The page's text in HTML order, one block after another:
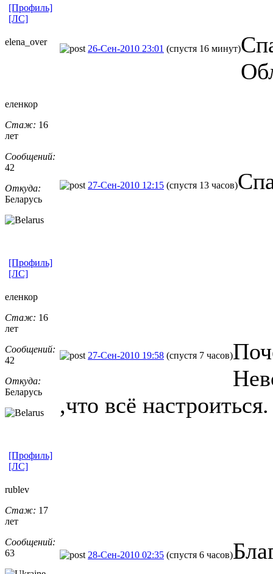
[Профиль]
[ЛС]
elena_over
26-Сен-2010 23:01 (спустя 16 минут)
еленкор
Стаж: 16
лет
Сообщений:
42
Откуда:
Беларусь
27-Сен-2010 12:15 (спустя 13 часов)
[Профиль]
[ЛС]
еленкор
Стаж: 16
лет
Сообщений:
42
Откуда:
Беларусь
27-Сен-2010 19:58 (спустя 7 часов)
,что всё
[Профиль]
[ЛС]
rublev
Стаж: 17
лет
Сообщений:
63
28-Сен-2010 02:35 (спустя 6 часов)